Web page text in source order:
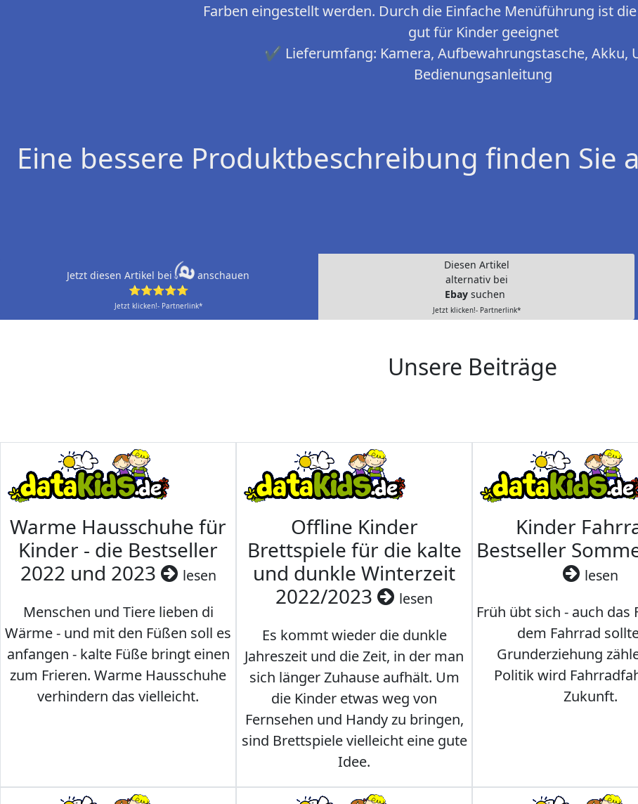
Farben eingestellt werden. Durch die Einfache Menüführung ist
gut für Kinder geeignet
✔ Lieferumfang: Kamera, Aufbewahrungstasche, Akku,
Bedienungsanleitung
Eine bessere Produktbeschreibung finden Sie
Jetzt diesen Artikel bei
anschauen
⭐⭐⭐⭐⭐
Jetzt klicken!- Partnerlink*
Diesen Artikel
alternativ bei
Ebay suchen
Jetzt klicken!- Partnerlink*
Unsere Beiträge
Warme Hausschuhe für
Kinder - die Bestseller
2022 und 2023
lesen
Menschen und Tiere lieben di
Wärme - und mit den Füßen soll es
anfangen - kalte Füße bringt einen
zum Frieren. Warme Hausschuhe
verhindern das vielleicht.
Offline Kinder
Brettspiele für die kalte
und dunkle Winterzeit
2022/2023
lesen
Es kommt wieder die dunkle
Jahreszeit und die Zeit, in der man
sich länger Zuhause aufhält. Um
die Kinder etwas weg von
Fernsehen und Handy zu bringen,
sind Brettspiele vielleicht eine gute
Idee.
Kinder
Bestseller
lesen
Früh übt sich - auch das
dem Fahrrad
Grunderziehung
Politik wird
Zukunft.